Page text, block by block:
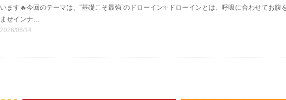
います🔥今回のテーマは、“基礎こそ最強”のドローイン✨ドローインとは、呼吸に合わせてお腹
ませインナ…
2026/06/14